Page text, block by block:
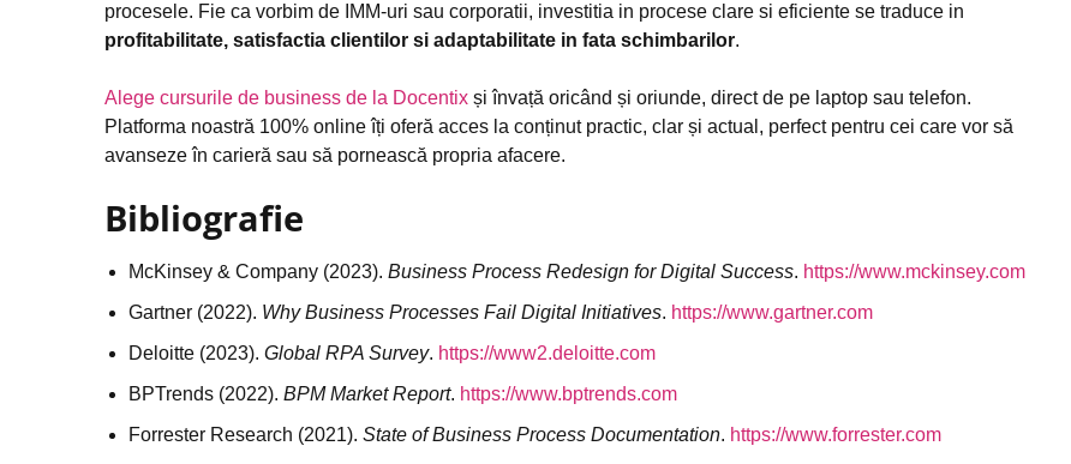
procesele. Fie ca vorbim de IMM-uri sau corporatii, investitia in procese clare si eficiente se traduce in
profitabilitate, satisfactia clientilor si adaptabilitate in fata schimbarilor.
Alege cursurile de business de la Docentix și învață oricând și oriunde, direct de pe laptop sau telefon.
Platforma noastră 100% online îți oferă acces la conținut practic, clar și actual, perfect pentru cei care vor să
avanseze în carieră sau să pornească propria afacere.
Bibliografie
McKinsey & Company (2023). Business Process Redesign for Digital Success. https://www.mckinsey.com
Gartner (2022). Why Business Processes Fail Digital Initiatives. https://www.gartner.com
Deloitte (2023). Global RPA Survey. https://www2.deloitte.com
BPTrends (2022). BPM Market Report. https://www.bptrends.com
Forrester Research (2021). State of Business Process Documentation. https://www.forrester.com